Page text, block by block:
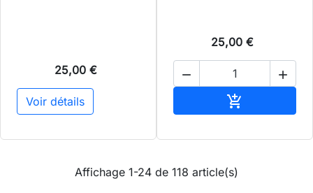
25,00 €
Voir détails
25,00 €
 

Affichage 1-24 de 118 article(s)